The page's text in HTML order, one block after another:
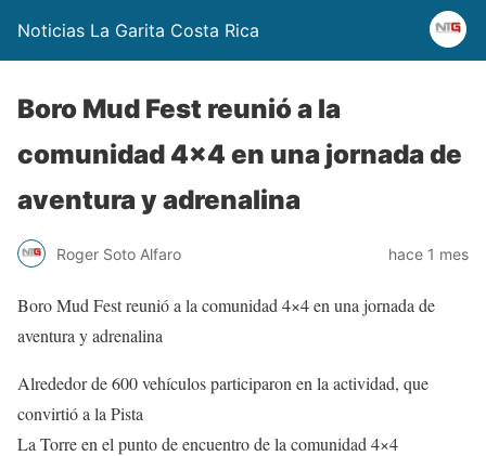
Noticias La Garita Costa Rica
Boro Mud Fest reunió a la
comunidad 4×4 en una jornada de
aventura y adrenalina
Roger Soto Alfaro hace 1 mes
Boro Mud Fest reunió a la comunidad 4×4 en una jornada de
aventura y adrenalina
Alrededor de 600 vehículos participaron en la actividad, que
convirtió a la Pista
La Torre en el punto de encuentro de la comunidad 4×4